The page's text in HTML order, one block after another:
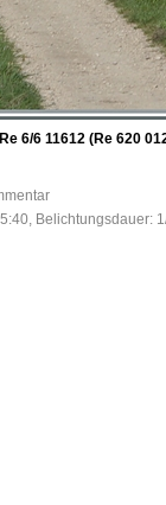
6/6 11612 (Re 620
Belichtungsdauer: